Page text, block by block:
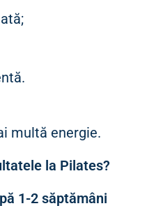
multă energie.
la Pilates?
1-2 săptămâni